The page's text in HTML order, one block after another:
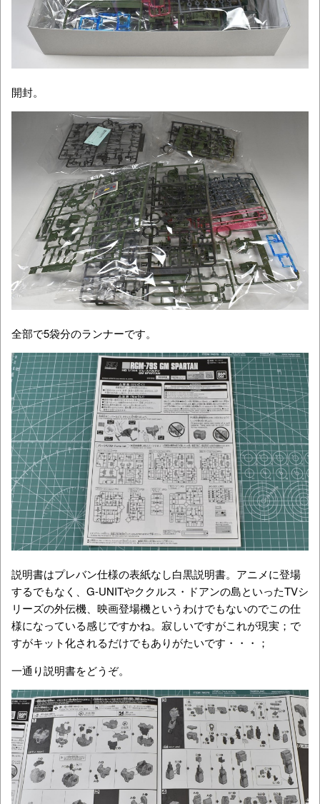
開封。
全部で5袋分のランナーです。
説明書はプレバン仕様の表紙なし白黒説明書。アニメに登場
するでもなく、G-UNITやククルス・ドアンの島といったTVシ
リーズの外伝機、映画登場機というわけでもないのでこの仕
様になっている感じですかね。寂しいですがこれが現実；で
すがキット化されるだけでもありがたいです・・・；
一通り説明書をどうぞ。